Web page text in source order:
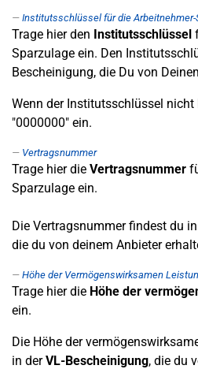
Institutsschlüssel für die Arbeitnehmer-
Trage hier den Institutsschlüssel
Sparzulage ein. Den
Bescheinigung, die Du von
Wenn der Institutsschlüssel
"0000000" ein.
Vertragsnummer
Trage hier die Vertragsnummer
Sparzulage ein.
Die Vertragsnummer findest du
die du von deinem Anbieter
Höhe der Vermögenswirksamen
Trage hier die Höhe der
ein.
Die Höhe der
in derVL-Bescheinigung, die du